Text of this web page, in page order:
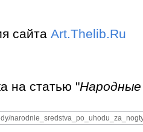
сайта Art.Thelib.Ru
на статью "Народные